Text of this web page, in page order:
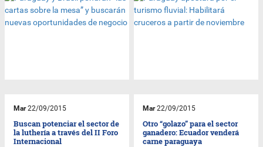
Mar22/09/2015
Buscan potenciar el sector de
la luthería a través del II Foro
Internacional
Mar22/09/2015
Otro “golazo” para el sector
ganadero: Ecuador venderá
carne paraguaya